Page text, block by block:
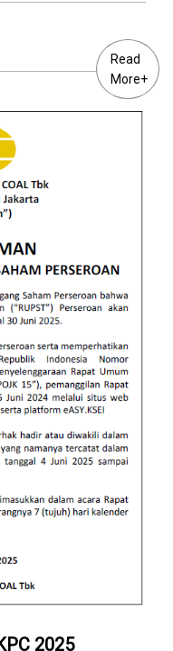
Read
More+
2025